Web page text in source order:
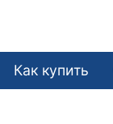
Как купить